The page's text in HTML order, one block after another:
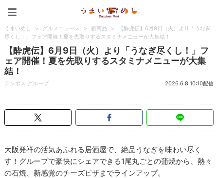
うまいめし > グルメニュース > 新商品 >
【酔虎伝】6月9日（火）より「うなぎ
尽くし！」フェア開催！夏を先取りするスタミナメニューが大集結！
【酔虎伝】6月9日（火）より「うなぎ尽くし！」フ
ェア開催！夏を先取りするスタミナメニューが大集
結！
テンポス グループ 2026.6.8 10:10配信
大阪発祥の活気あふれる居酒屋で、絶品うなぎを味わい尽く
す！グループで豪快にシェアできる1尾丸ごとの蒲焼から、熱々
の石焼、新感覚のチーズピザまでラインアップ。